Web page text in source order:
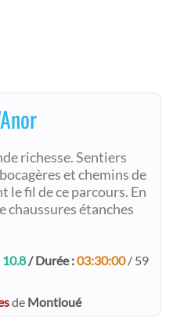
richesse. Sentiers
et chemins de
le fil de ce parcours. En
chaussures étanches
10.8/ Durée :03:30:00/ 59
de Montloué